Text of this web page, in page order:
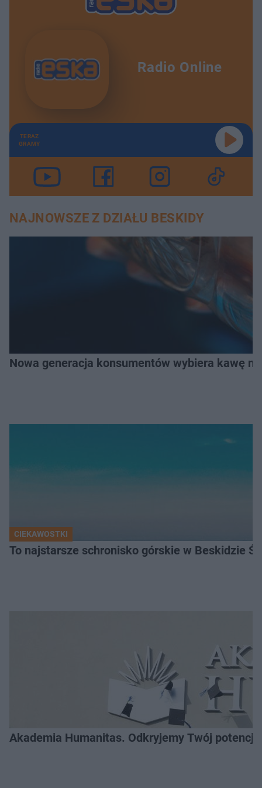
Radio Online
TERAZ
GRAMY
NAJNOWSZE Z DZIAŁU BESKIDY
Nowa generacja konsumentów wybiera kawę
CIEKAWOSTKI
To najstarsze schronisko górskie w Beskidzie
Akademia Humanitas. Odkryjemy Twój